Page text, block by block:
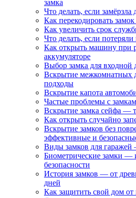
замка
Что делать, если
Как перекодировать
Как увеличить срок
Что делать, если
Как открыть машину при
аккумуляторе
Выбор замка для входной
Вскрытие межкомнатных
подходы
Вскрытие капота
Частые проблемы с
Вскрытие замка сейфа —
Как открыть случайно
Вскрытие замков без
эффективные и
Виды замков для
Биометрические замки —
безопасности
История замков — от
дней
Как защитить свой дом от